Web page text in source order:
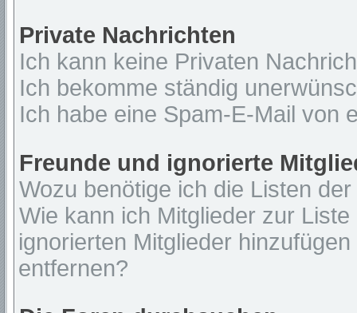
Private Nachrichten
Ich kann keine Privaten
Ich bekomme ständig
Ich habe eine Spam-E-Mail von
Freunde und ignorierte
Wozu benötige ich die Listen
Wie kann ich Mitglieder zur
ignorierten Mitglieder
entfernen?